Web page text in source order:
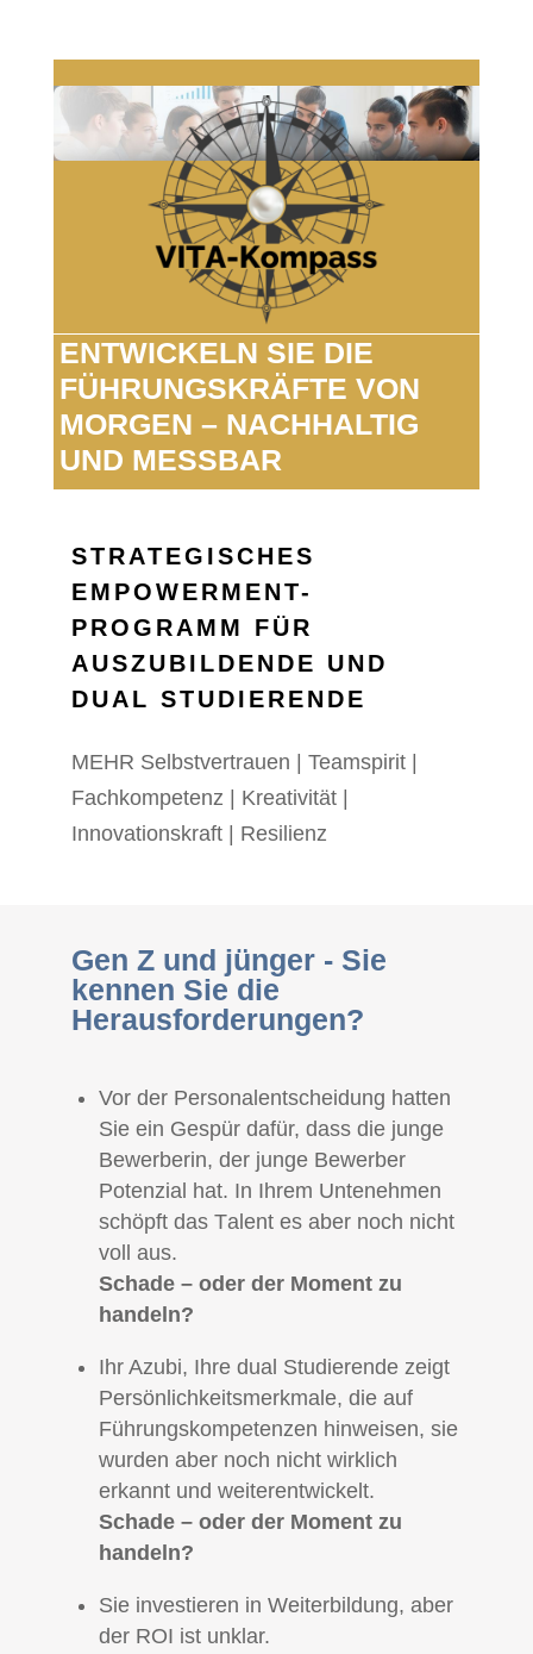
ENTWICKELN SIE DIE
FÜHRUNGSKRÄFTE VON
MORGEN – NACHHALTIG
UND MESSBAR
STRATEGISCHES
EMPOWERMENT-
PROGRAMM FÜR
AUSZUBILDENDE UND
DUAL STUDIERENDE
MEHR Selbstvertrauen | Teamspirit |
Fachkompetenz | Kreativität |
Innovationskraft | Resilienz
Gen Z und jünger - Sie
kennen Sie die
Herausforderungen?
Vor der Personalentscheidung hatten
Sie ein Gespür dafür, dass die junge
Bewerberin, der junge Bewerber
Potenzial hat. In Ihrem Untenehmen
schöpft das Tаlent es aber noch nicht
voll aus.
Schade – oder der Moment zu
handeln?
Ihr Azubi, Ihre dual Studierende zeigt
Persönlichkeitsmerkmale, die auf
Führungskompetenzen hinweisen, sie
wurden aber noch nicht wirklich
erkannt und weiterentwickelt.
Schade – oder der Moment zu
handeln?
Sie investieren in Weiterbildung, aber
der ROI ist unklar.